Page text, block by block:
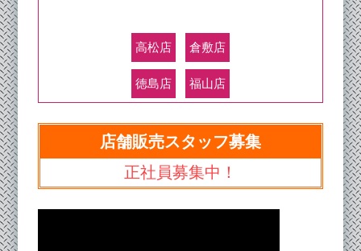
高松店 倉敷店
徳島店 福山店
店舗販売スタッフ募集
正社員募集中！